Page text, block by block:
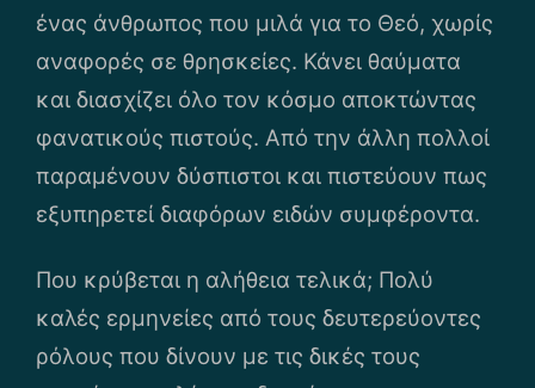
ένας άνθρωπος που μιλά για το Θεό, χωρίς
αναφορές σε θρησκείες. Κάνει θαύματα
και διασχίζει όλο τον κόσμο αποκτώντας
φανατικούς πιστούς. Από την άλλη πολλοί
παραμένουν δύσπιστοι και πιστεύουν πως
εξυπηρετεί διαφόρων ειδών συμφέροντα.
Που κρύβεται η αλήθεια τελικά; Πολύ
καλές ερμηνείες από τους δευτερεύοντες
ρόλους που δίνουν με τις δικές τους